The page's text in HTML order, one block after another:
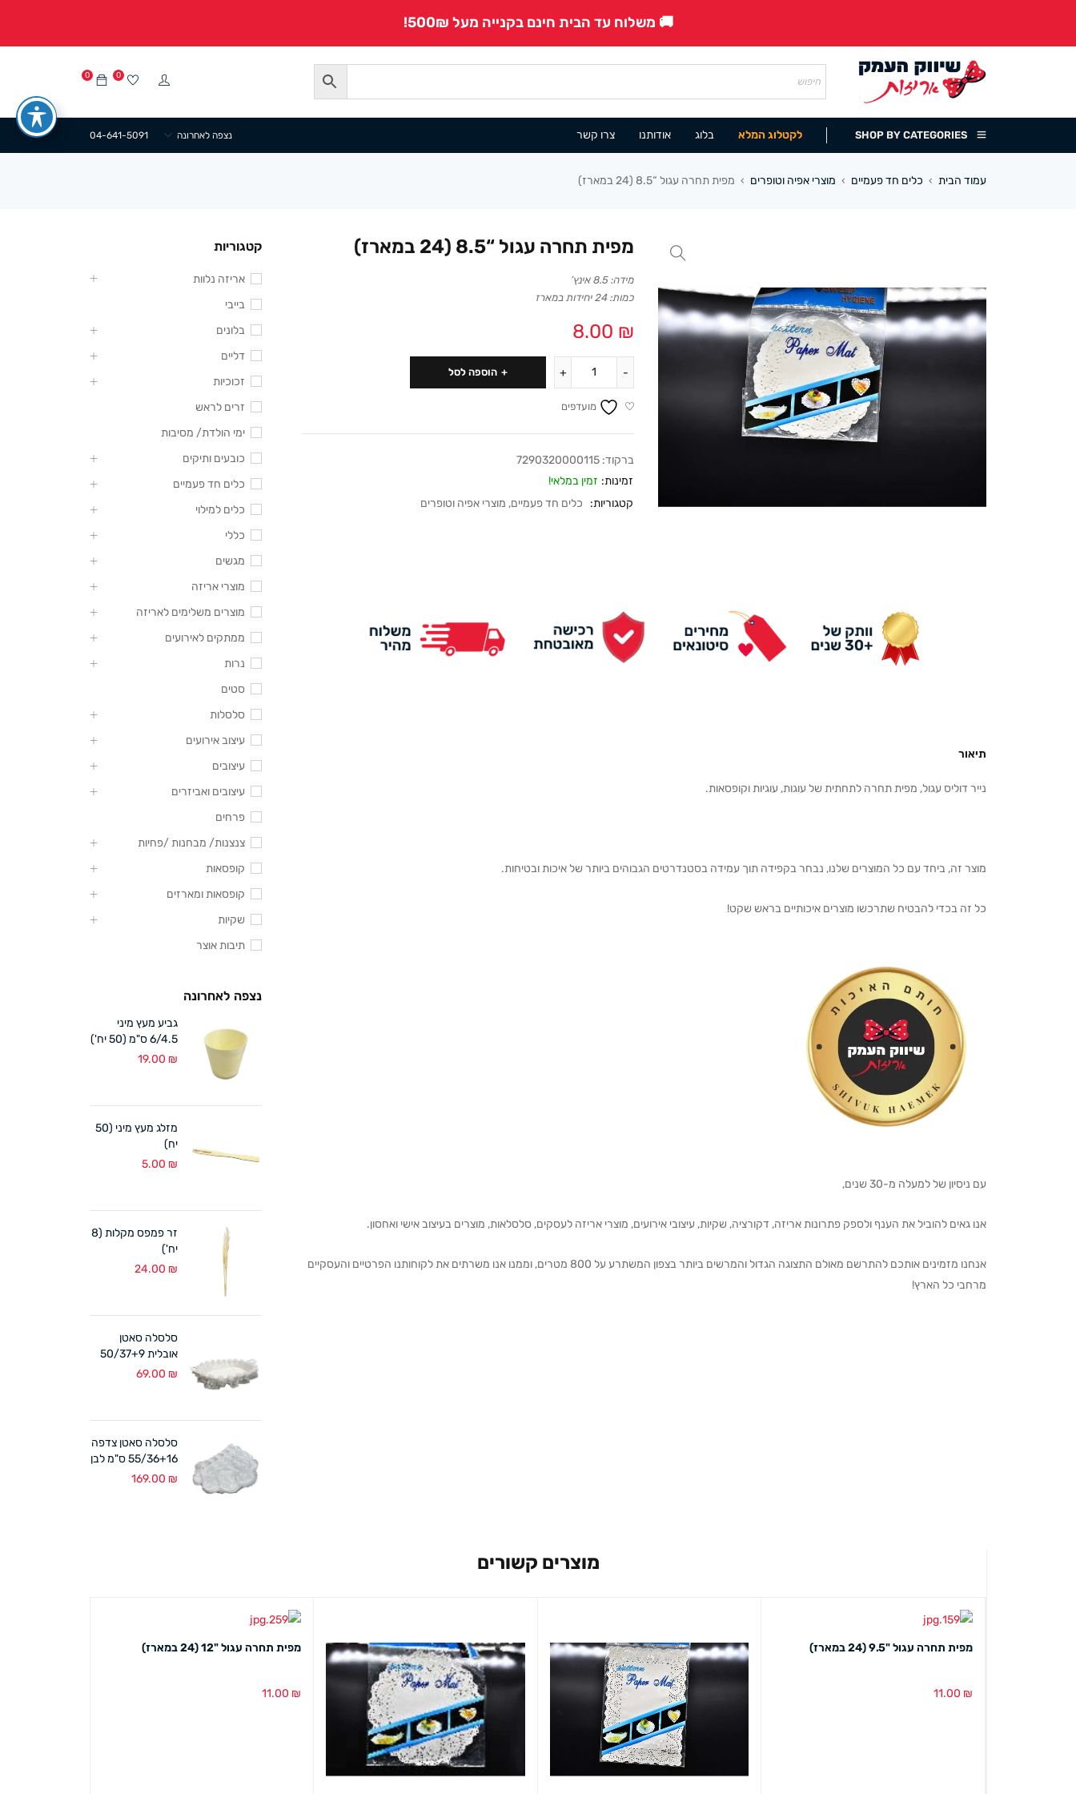
🚚 משלוח עד הבית חינם בקנייה מעל 500₪!
0 0
SHOP BY CATEGORIES לקטלוג המלא בלוג אודותנו צרו קשר 04-641-5091 נצפה לאחרונה
עמוד הבית › כלים חד פעמיים › מוצרי אפיה וטופרים › מפית תחרה עגול “8.5 (24 במארז)
מפית תחרה עגול “8.5 (24 במארז)
מידה: 8.5 אינץ’
כמות: 24 יחידות במארז
8.00 ₪
הוספה לסל
מועדפים
ברקוד: 7290320000115
זמינות: זמין במלאי!
קטגוריות:
כלים חד פעמיים, מוצרי אפיה וטופרים
תיאור
נייר דוליס עגול, מפית תחרה לתחתית של עוגות, עוגיות וקופסאות.
מוצר זה, ביחד עם כל המוצרים שלנו, נבחר בקפידה תוך עמידה בסטנדרטים הגבוהים ביותר של איכות ובטיחות.
כל זה בכדי להבטיח שתרכשו מוצרים איכותיים בראש שקט!
עם ניסיון של למעלה מ-30 שנים,
אנו גאים להוביל את הענף ולספק פתרונות אריזה, דקורציה, שקיות, עיצובי אירועים, מוצרי אריזה לעסקים, סלסלאות, מוצרים בעיצוב אישי ואחסון.
אנחנו מזמינים אותכם להתרשם מאולם התצוגה הגדול והמרשים ביותר בצפון המשתרע על 800 מטרים, וממנו אנו משרתים את לקוחותנו הפרטיים והעסקיים
מרחבי כל הארץ!
קטגוריות
אריזה נלוות
בייבי
בלונים
דליים
זכוכיות
זרים לראש
ימי הולדת/ מסיבות
כובעים ותיקים
כלים חד פעמיים
כלים למילוי
כללי
מגשים
מוצרי אריזה
מוצרים משלימים לאריזה
ממתקים לאירועים
נרות
סטים
סלסלות
עיצוב אירועים
עיצובים
עיצובים ואביזרים
פרחים
צנצנות/ מבחנות /פחיות
קופסאות
קופסאות ומארזים
שקיות
תיבות אוצר
נצפה לאחרונה
גביע מעץ מיני
6/4.5 ס"מ (50 יח')
19.00 ₪
מזלג מעץ מיני (50
יח)
5.00 ₪
זר פמפס מקלות (8
יח')
24.00 ₪
סלסלה סאטן
אובלית 50/37+9
ס"מ לבן
69.00 ₪
סלסלה סאטן צדפה
55/36+16 ס"מ לבן
169.00 ₪
מוצרים קשורים
מפית תחרה עגול "9.5 (24 במארז)
11.00 ₪
מפית תחרה עגול "12 (24 במארז)
11.00 ₪